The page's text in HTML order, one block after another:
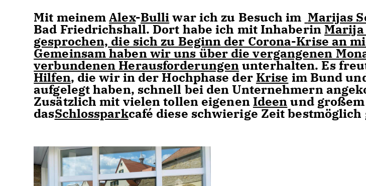
Mit meinemAlex-Bulliwar ich zu Besuch im Marijas
Bad Friedrichshall. Dort habe ich mit Inhaberin
gesprochen, die sich zu Beginn der Corona-Krise an
Gemeinsam haben wir uns über die vergangenen
verbundenenHerausforderungenunterhalten. Es
Hilfen, die wir in der Hochphase der Krise im Bund
aufgelegt haben, schnell bei den Unternehmern
Zusätzlich mit vielen tollen eigenen Ideenund
dasSchlossparkcafé diese schwierige Zeit